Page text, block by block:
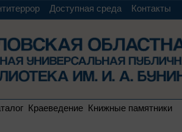
Доступная среда Контакты
Краеведение Книжные памятники